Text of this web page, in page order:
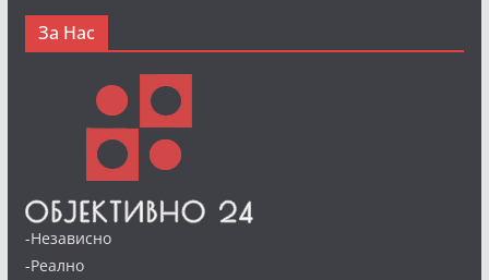
За Нас
-Независно
-Реално